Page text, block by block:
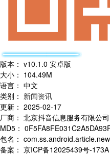
版本 ： v10.1.0 安卓版
大小 ： 104.49M
语言 ： 中文
类别 ： 新闻资讯
更新 ： 2025-02-17
厂商 ： 北京抖音信息服务有限公司
MD5 ：
包名 ：
备案 ： 京ICP备12025439号-173A